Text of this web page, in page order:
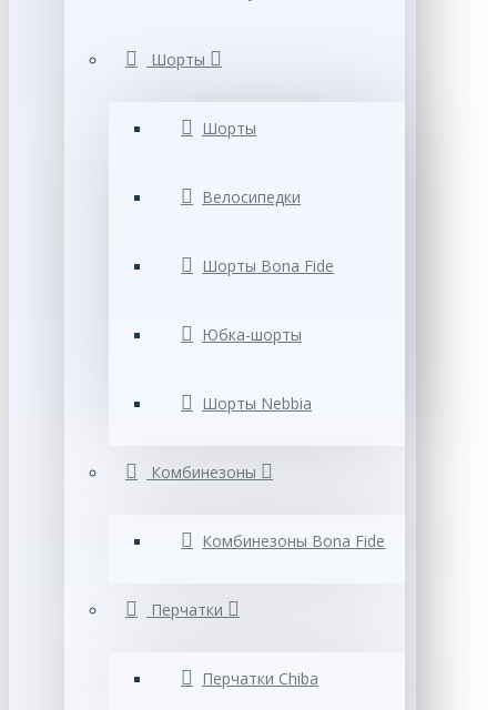
Шорты
Шорты
Велосипедки
Шорты Bona Fide
Юбка-шорты
Шорты Nebbia
Комбинезоны
Комбинезоны Bona Fide
Перчатки
Перчатки Chiba